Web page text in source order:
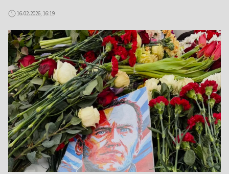
16.02.2026, 16:19